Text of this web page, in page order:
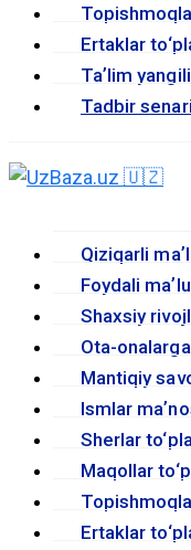
Ertaklar
Taʼlim
Tadbir
Qiziqarli
Foydali
Shaxsiy
Ota-onalarga
Mantiqiy
Ismlar
Sherlar
Maqollar
Ertaklar